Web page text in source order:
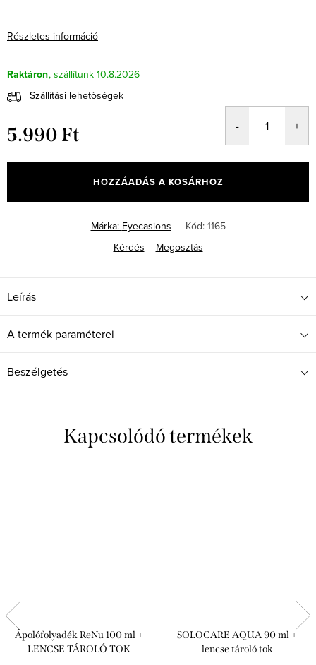
Részletes információ
Raktáron
10.8.2026
Szállítási lehetőségek
5.990 Ft
HOZZÁADÁS A KOSÁRHOZ
Márka: Eyecasions Kód: 1165
Kérdés
Megosztás
Leírás
A termék paraméterei
Beszélgetés
Kapcsolódó termékek
Ápolófolyadék ReNu 100 ml +
LENCSE TÁROLÓ TOK
SOLOCARE AQUA 90 ml +
lencse tároló tok